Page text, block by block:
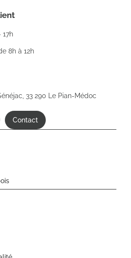
17h
8h à 12h
33 290 Le Pian-Médoc
Contact